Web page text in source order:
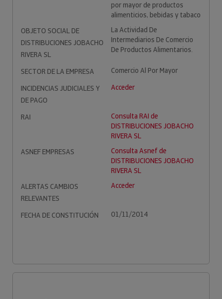
por mayor de productos
alimenticios, bebidas y tabaco
OBJETO SOCIAL DE
DISTRIBUCIONES JOBACHO
RIVERA SL
La Actividad De
Intermediarios De Comercio
De Productos Alimentarios.
SECTOR DE LA EMPRESA
Comercio Al Por Mayor
INCIDENCIAS JUDICIALES Y
DE PAGO
Acceder
RAI
Consulta RAI de
DISTRIBUCIONES JOBACHO
RIVERA SL
ASNEF EMPRESAS
Consulta Asnef de
DISTRIBUCIONES JOBACHO
RIVERA SL
ALERTAS CAMBIOS
RELEVANTES
Acceder
FECHA DE CONSTITUCIÓN 01/11/2014